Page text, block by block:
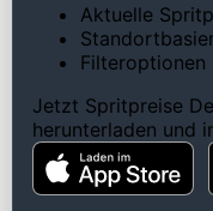
Aktuelle
Filteroptionen
Jetzt Spritpreise
herunterladen und